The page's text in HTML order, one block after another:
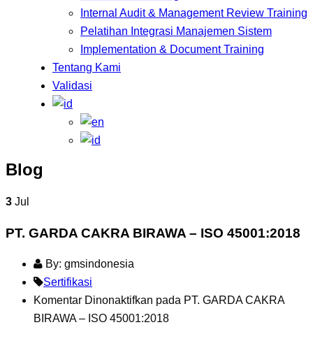
Internal Audit & Management Review Training
Pelatihan Integrasi Manajemen Sistem
Implementation & Document Training
Tentang Kami
Validasi
Blog
3 Jul
PT. GARDA CAKRA BIRAWA – ISO 45001:2018
By: gmsindonesia
Sertifikasi
Komentar Dinonaktifkan pada PT. GARDA CAKRA
BIRAWA – ISO 45001:2018